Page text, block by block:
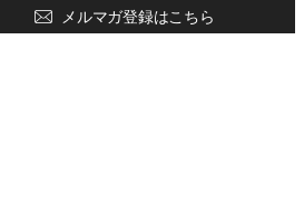
メルマガ登録はこちら